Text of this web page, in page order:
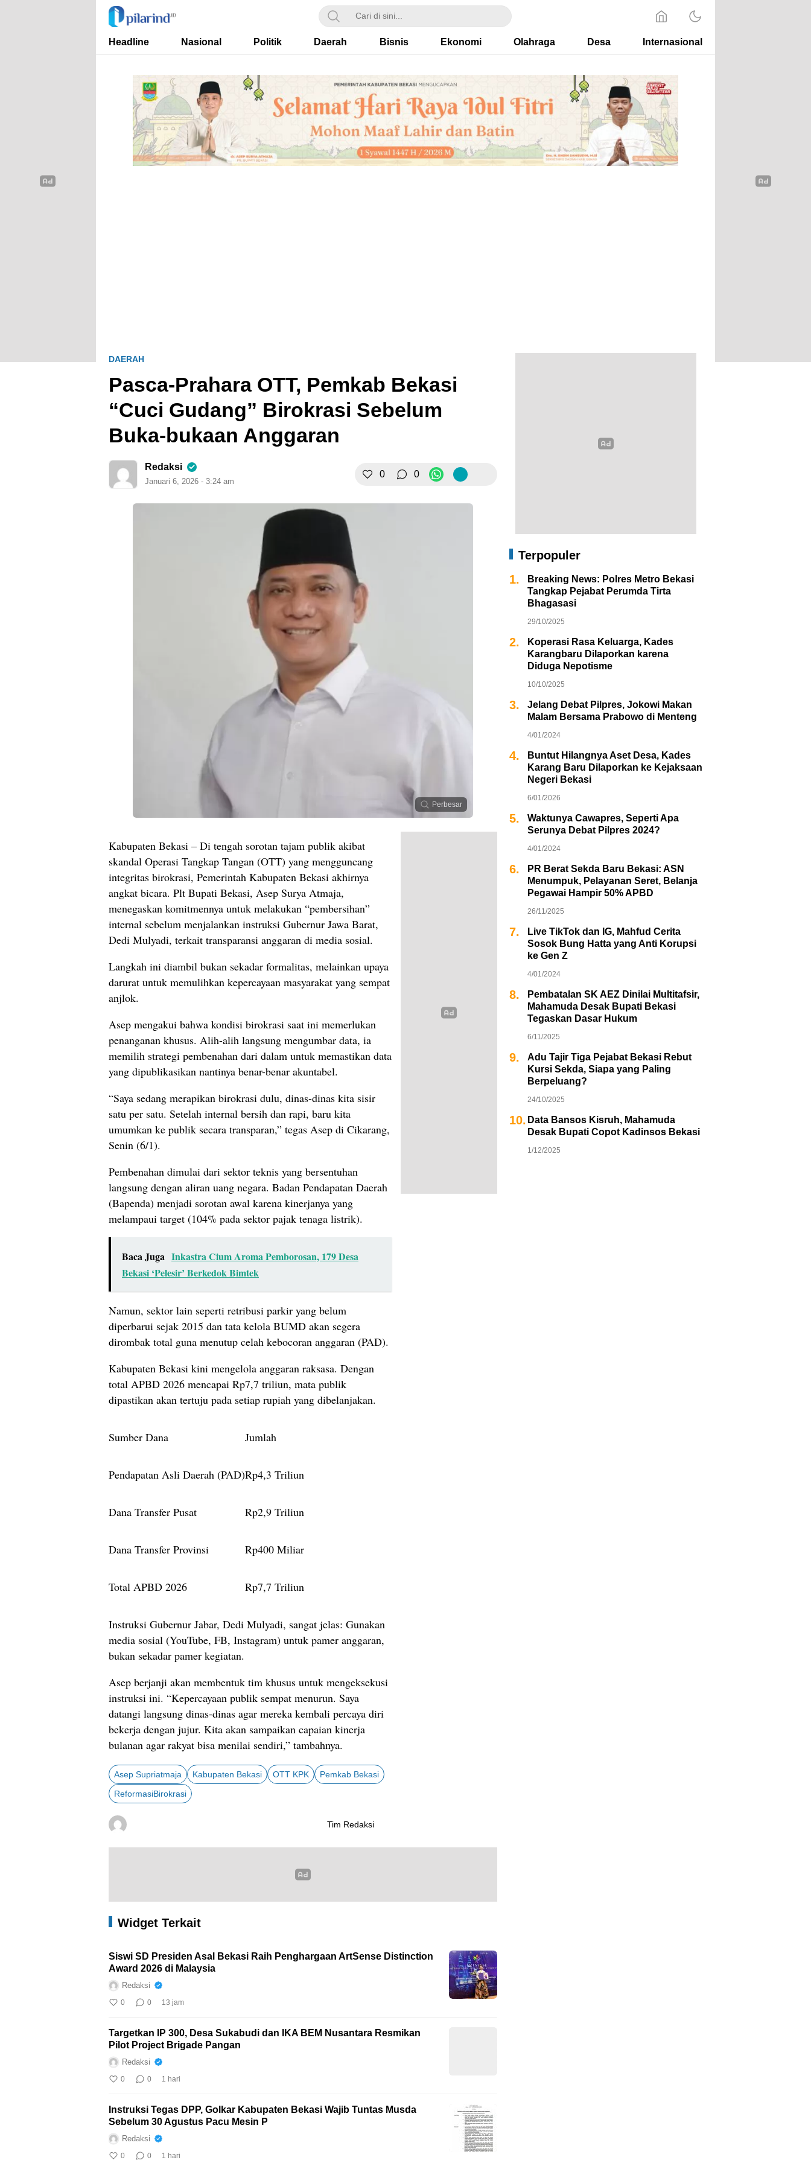
Pilarind.id
Dimana Arah Bangsa Bermula
Headline Nasional Politik Daerah Bisnis Ekonomi Olahraga Desa Internasional
DAERAH
Pasca-Prahara OTT, Pemkab Bekasi
“Cuci Gudang” Birokrasi Sebelum
Buka-bukaan Anggaran
Redaksi
Januari 6, 2026 - 3:24 am
0 0
Perbesar
Kabupaten Bekasi – Di tengah sorotan tajam publik akibat
skandal Operasi Tangkap Tangan (OTT) yang mengguncang
integritas birokrasi, Pemerintah Kabupaten Bekasi akhirnya
angkat bicara. Plt Bupati Bekasi, Asep Surya Atmaja,
menegaskan komitmennya untuk melakukan “pembersihan”
internal sebelum menjalankan instruksi Gubernur Jawa Barat,
Dedi Mulyadi, terkait transparansi anggaran di media sosial.
Langkah ini diambil bukan sekadar formalitas, melainkan upaya
darurat untuk memulihkan kepercayaan masyarakat yang sempat
anjlok.
Asep mengakui bahwa kondisi birokrasi saat ini memerlukan
penanganan khusus. Alih-alih langsung mengumbar data, ia
memilih strategi pembenahan dari dalam untuk memastikan data
yang dipublikasikan nantinya benar-benar akuntabel.
“Saya sedang merapikan birokrasi dulu, dinas-dinas kita sisir
satu per satu. Setelah internal bersih dan rapi, baru kita
umumkan ke publik secara transparan,” tegas Asep di Cikarang,
Senin (6/1).
Pembenahan dimulai dari sektor teknis yang bersentuhan
langsung dengan aliran uang negara. Badan Pendapatan Daerah
(Bapenda) menjadi sorotan awal karena kinerjanya yang
melampaui target (104% pada sektor pajak tenaga listrik).
Baca Juga Inkastra Cium Aroma Pemborosan, 179 Desa
Bekasi ‘Pelesir’ Berkedok Bimtek
Namun, sektor lain seperti retribusi parkir yang belum
diperbarui sejak 2015 dan tata kelola BUMD akan segera
dirombak total guna menutup celah kebocoran anggaran (PAD).
Kabupaten Bekasi kini mengelola anggaran raksasa. Dengan
total APBD 2026 mencapai Rp7,7 triliun, mata publik
dipastikan akan tertuju pada setiap rupiah yang dibelanjakan.
Sumber Dana Jumlah
Pendapatan Asli Daerah (PAD)Rp4,3 Triliun
Dana Transfer Pusat Rp2,9 Triliun
Dana Transfer Provinsi Rp400 Miliar
Total APBD 2026 Rp7,7 Triliun
Instruksi Gubernur Jabar, Dedi Mulyadi, sangat jelas: Gunakan
media sosial (YouTube, FB, Instagram) untuk pamer anggaran,
bukan sekadar pamer kegiatan.
Asep berjanji akan membentuk tim khusus untuk mengeksekusi
instruksi ini. “Kepercayaan publik sempat menurun. Saya
datangi langsung dinas-dinas agar mereka kembali percaya diri
bekerja dengan jujur. Kita akan sampaikan capaian kinerja
bulanan agar rakyat bisa menilai sendiri,” tambahnya.
Asep Supriatmaja Kabupaten Bekasi OTT KPK
Pemkab Bekasi
ReformasiBirokrasi
Tim Redaksi
Widget Terkait
Siswi SD Presiden Asal Bekasi Raih Penghargaan ArtSense Distinction
Award 2026 di Malaysia
Redaksi
0 0 13 jam
Targetkan IP 300, Desa Sukabudi dan IKA BEM Nusantara Resmikan
Pilot Project Brigade Pangan
Redaksi
0 0 1 hari
Instruksi Tegas DPP, Golkar Kabupaten Bekasi Wajib Tuntas Musda
Sebelum 30 Agustus Pacu Mesin P
Redaksi
0 0 1 hari
Terpopuler
1.
Breaking News: Polres Metro Bekasi
Tangkap Pejabat Perumda Tirta
Bhagasasi
29/10/2025
2.
Koperasi Rasa Keluarga, Kades
Karangbaru Dilaporkan karena
Diduga Nepotisme
10/10/2025
3.
Jelang Debat Pilpres, Jokowi Makan
Malam Bersama Prabowo di Menteng
4/01/2024
4.
Buntut Hilangnya Aset Desa, Kades
Karang Baru Dilaporkan ke Kejaksaan
Negeri Bekasi
6/01/2026
5.
Waktunya Cawapres, Seperti Apa
Serunya Debat Pilpres 2024?
4/01/2024
6.
PR Berat Sekda Baru Bekasi: ASN
Menumpuk, Pelayanan Seret, Belanja
Pegawai Hampir 50% APBD
26/11/2025
7.
Live TikTok dan IG, Mahfud Cerita
Sosok Bung Hatta yang Anti Korupsi
ke Gen Z
4/01/2024
8.
Pembatalan SK AEZ Dinilai Multitafsir,
Mahamuda Desak Bupati Bekasi
Tegaskan Dasar Hukum
6/11/2025
9.
Adu Tajir Tiga Pejabat Bekasi Rebut
Kursi Sekda, Siapa yang Paling
Berpeluang?
24/10/2025
10. Data Bansos Kisruh, Mahamuda
Desak Bupati Copot Kadinsos Bekasi
1/12/2025